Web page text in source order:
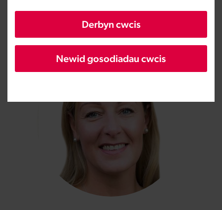
Derbyn cwcis
Newid gosodiadau cwcis
chyflawni eu huchelgeisiau busnes.